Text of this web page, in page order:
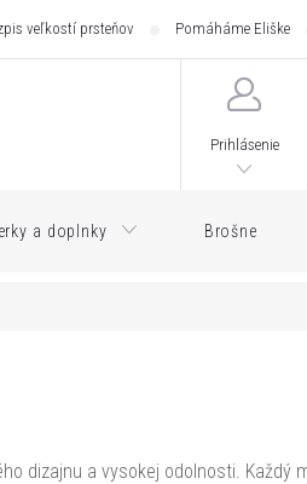
veľkostí prsteňov Pomáháme Eliške
Prihlásenie
a doplnky Brošne
dizajnu a vysokej odolnosti. Každý